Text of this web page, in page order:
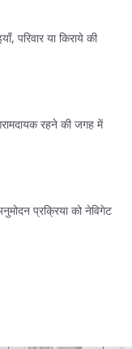
परिवार या किराये की
रहने की जगह में
प्रक्रिया को नेविगेट